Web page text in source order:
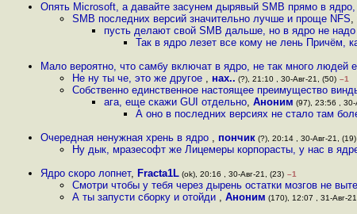
Опять Microsoft, а давайте засунем дырявый SMB прямо в ядро,
SMB последних версий значительно лучше и проще NFS,
пусть делают свой SMB дальше, но в ядро не надо
Так в ядро лезет все кому не лень Причём,
Мало вероятно, что самбу включат в ядро, не так много людей
Не ну ты че, это же другое , нах.. (?), 21:10 , 30-Авг-21, (50) –1
Собственно единственное настоящее преимущество
ага, еще скажи GUI отдельно, Аноним (97), 23:56 , 30-
А оно в последних версиях не стало там
Очередная ненужная хрень в ядро , пончик (?), 20:14 , 30-Авг-21, (19)
Ну дык, мразесофт же Лицемеры корпорасты, у нас в
Ядро скоро лопнет, Fracta1L (ok), 20:16 , 30-Авг-21, (23) –1
Смотри чтобы у тебя через дырень остатки мозгов не
А ты запусти сборку и отойди , Аноним (170), 12:07 , 31-Авг-